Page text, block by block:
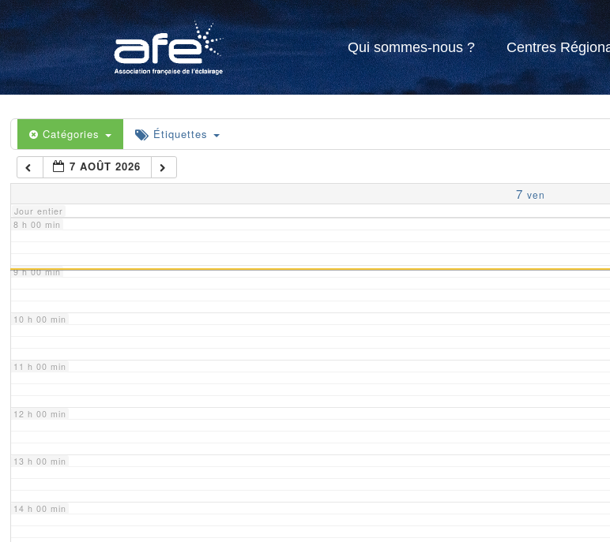
Qui sommes-nous ? Centres
Catégories Étiquettes
7 AOÛT 2026
7 ven
Jour entier
4 h 00 min
5 h 00 min
6 h 00 min
7 h 00 min
8 h 00 min
9 h 00 min
10 h 00 min
11 h 00 min
12 h 00 min
13 h 00 min
14 h 00 min